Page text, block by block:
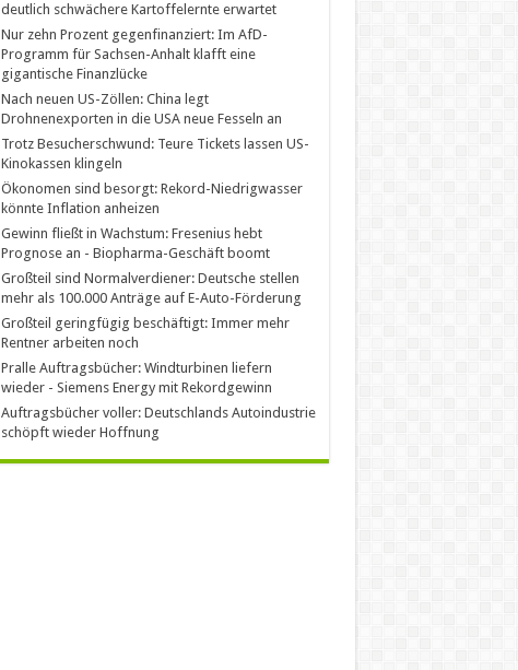
deutlich schwächere Kartoffelernte erwartet
Nur zehn Prozent gegenfinanziert: Im AfD-
Programm für Sachsen-Anhalt klafft eine
gigantische Finanzlücke
Nach neuen US-Zöllen: China legt
Drohnenexporten in die USA neue Fesseln an
Trotz Besucherschwund: Teure Tickets lassen US-
Kinokassen klingeln
Ökonomen sind besorgt: Rekord-Niedrigwasser
könnte Inflation anheizen
Gewinn fließt in Wachstum: Fresenius hebt
Prognose an - Biopharma-Geschäft boomt
Großteil sind Normalverdiener: Deutsche stellen
mehr als 100.000 Anträge auf E-Auto-Förderung
Großteil geringfügig beschäftigt: Immer mehr
Rentner arbeiten noch
Pralle Auftragsbücher: Windturbinen liefern
wieder - Siemens Energy mit Rekordgewinn
Auftragsbücher voller: Deutschlands Autoindustrie
schöpft wieder Hoffnung